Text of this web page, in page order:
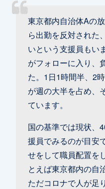
東京都内自治体Aの
ら出勤を反対された
いという支援員もい
がフォローに入り、
た。1日1時間半、2
が週の大半を占め、
ています。
国の基準では現状、
援員でみるのが目安
せをして職員配置を
とえば東京都内の自
ただコロナで人が足